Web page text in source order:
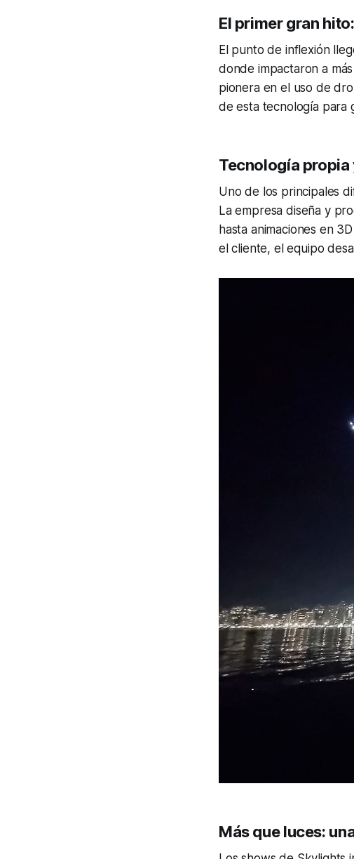
El primer gran
El punto de inflexión
donde impactaron a
pionera en el uso de
de esta tecnología para
Tecnología
Uno de los principales
La empresa diseña y
hasta animaciones en
el cliente, el equipo
Más que luces: